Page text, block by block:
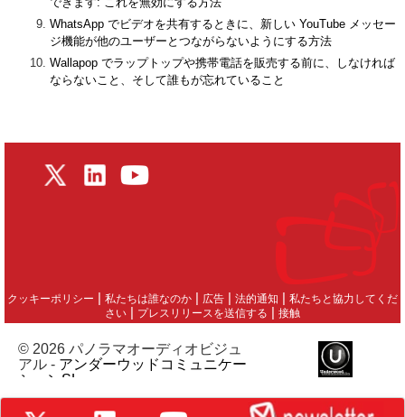
WhatsApp でビデオを共有するときに、新しい YouTube メッセー
ジ機能が他のユーザーとつながらないようにする方法
Wallapop でラップトップや携帯電話を販売する前に、しなければ
ならないこと、そして誰もが忘れていること
クッキーポリシー | 私たちは誰なのか | 広告 | 法的通知 | 私たちと協力してくだ
さい | プレスリリースを送信する | 接触
© 2026 パノラマオーディオビジュ
アル - アンダーウッドコミュニケー
ションSL